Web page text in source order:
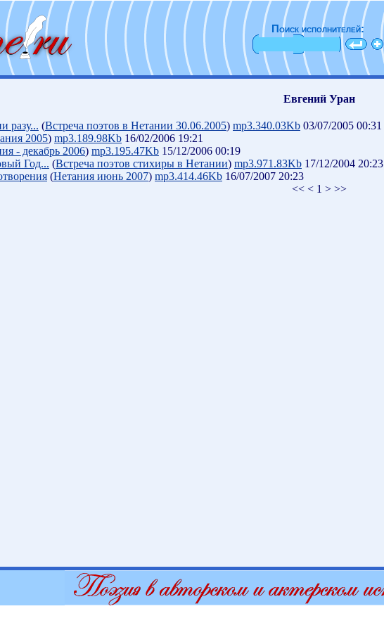
Поиск исполнителей:
Евгений Уран
разу... (Встреча поэтов в Нетании 30.06.2005) mp3.340.03Kb 03/07/2005 00:31
2005) mp3.189.98Kb 16/02/2006 19:21
- декабрь 2006) mp3.195.47Kb 15/12/2006 00:19
Год... (Встреча поэтов стихиры в Нетании) mp3.971.83Kb 17/12/2004 20:23
(Нетания июнь 2007) mp3.414.46Kb 16/07/2007 20:23
<< < 1 > >>